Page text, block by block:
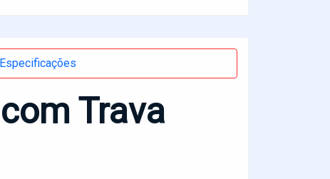
Especificações
Trava